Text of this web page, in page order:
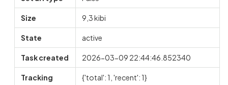
Size 9,3 kibi
State active
Task created 2026-03-09 22:44:46.852340
Tracking
{'total': 1, 'recent': 1}